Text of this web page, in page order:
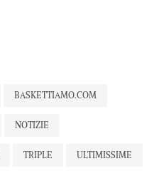
BASKETTIAMO.COM
NOTIZIE
TRIPLE ULTIMISSIME